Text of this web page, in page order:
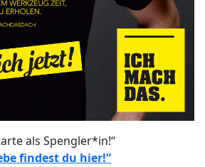
als Spengler*in!“
findest du hier!“